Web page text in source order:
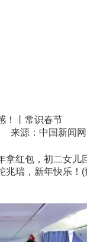
！丨常识春节
来源：中国新闻网
包，初二女儿
瑞，新年快乐！(